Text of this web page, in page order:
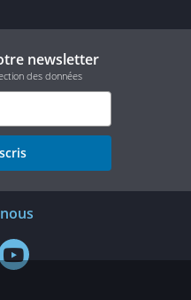
newsletter
des données
